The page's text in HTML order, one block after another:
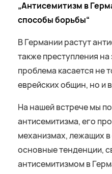
„Антисемитизм в
способы борьбы“
В Германии растут
также преступления на
проблема касается не
еврейских общин, но и
На нашей встрече мы
антисемитизма, его
механизмах, лежащих
основные тенденции,
антисемитизмом в